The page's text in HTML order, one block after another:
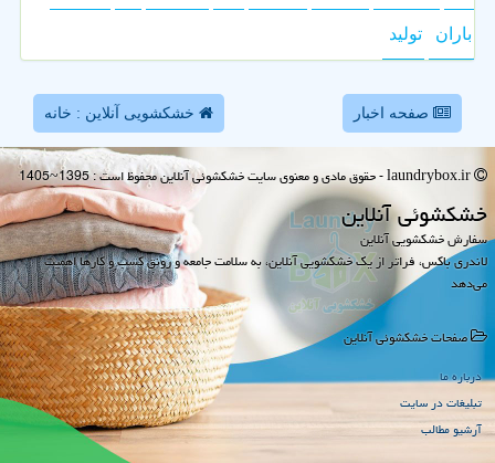
باران تولید
صفحه اخبار خشکشویی آنلاین : خانه
خشكشوئی آنلاین
سفارش خشکشویی آنلاین
لاندری باکس، فراتر از یک خشکشویی آنلاین، به سلامت جامعه و رونق کسب و کارها اهمیت
می‌دهد
صفحات خشكشوئی آنلاین
درباره ما
تبلیغات در سایت
آرشیو مطالب